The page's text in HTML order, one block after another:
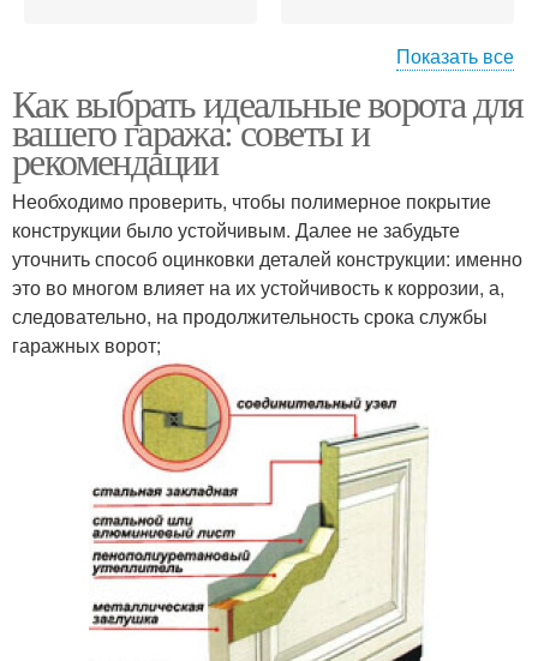
Рулонные вороты
вороты
Автоматика для ворот
Показать все
Как выбрать идеальные ворота для
вашего гаража: советы и
рекомендации
Необходимо проверить, чтобы полимерное покрытие
конструкции было устойчивым. Далее не забудьте
уточнить способ оцинковки деталей конструкции: именно
это во многом влияет на их устойчивость к коррозии, а,
следовательно, на продолжительность срока службы
гаражных ворот;